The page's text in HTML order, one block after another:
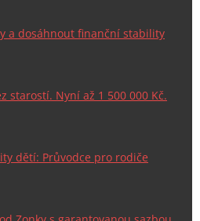
a dosáhnout finanční stability
starostí. Nyní až 1 500 000 Kč.
dětí: Průvodce pro rodiče